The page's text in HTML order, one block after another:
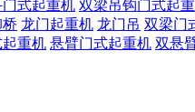
式起重机 双梁吊钩门式起
龙门起重机 龙门吊 双梁门
重机 悬臂门式起重机 双悬